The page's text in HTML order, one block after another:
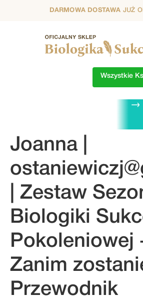
DARMOWA DOSTAWA JUŻ
Wszystkie
Joanna |
| Zestaw
Biologiki
Pokoleniowej
Zanim
Przewodnik